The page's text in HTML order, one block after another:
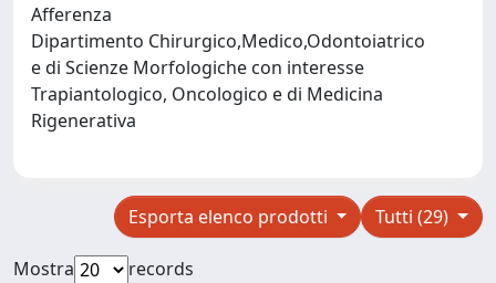
Afferenza
Dipartimento Chirurgico,Medico,Odontoiatrico
e di Scienze Morfologiche con interesse
Trapiantologico, Oncologico e di Medicina
Rigenerativa
Tutti (29)
Esporta elenco prodotti
Mostra
records